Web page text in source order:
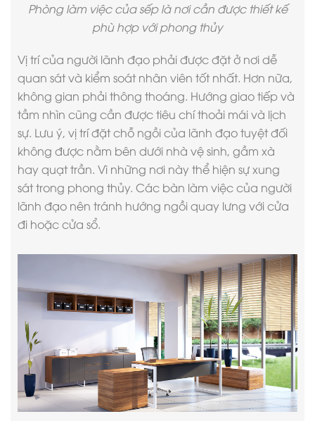
Phòng làm việc của sếp là nơi cần được thiết kế
phù hợp với phong thủy
Vị trí của người lãnh đạo phải được đặt ở nơi dễ
quan sát và kiểm soát nhân viên tốt nhất. Hơn nữa,
không gian phải thông thoáng. Hướng giao tiếp và
tầm nhìn cũng cần được tiêu chí thoải mái và lịch
sự. Lưu ý, vị trí đặt chỗ ngồi của lãnh đạo tuyệt đối
không được nằm bên dưới nhà vệ sinh, gầm xà
hay quạt trần. Vì những nơi này thể hiện sự xung
sát trong phong thủy. Các bàn làm việc của người
lãnh đạo nên tránh hướng ngồi quay lưng với cửa
đi hoặc cửa sổ.